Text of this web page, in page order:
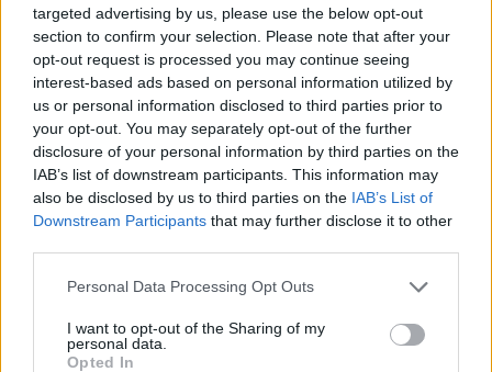
targeted advertising by us, please use the below opt-out
section to confirm your selection. Please note that after your
opt-out request is processed you may continue seeing
interest-based ads based on personal information utilized by
us or personal information disclosed to third parties prior to
your opt-out. You may separately opt-out of the further
disclosure of your personal information by third parties on the
IAB’s list of downstream participants. This information may
also be disclosed by us to third parties on the IAB’s List of
Downstream Participants that may further disclose it to other
Personal Data Processing Opt Outs
I want to opt-out of the Sharing of my
personal data.
Opted In
Feyenoord begint voorbereiding overtuigend: zo
ziet de route naar de seizoensstart eruit
Givairo Read spreekt zich uit over Feyenoord-
toekomst: 'Het kan nog alle kanten op'
Feyenoord zoekt nieuwe nummer één na
dreigend vertrek Wellenreuther
Feyenoord doet voorstel aan beoogde nieuwe
eerste keeper
Saoedische topclub maakt werk van Hadj
Moussa: Feyenoord wacht op bod